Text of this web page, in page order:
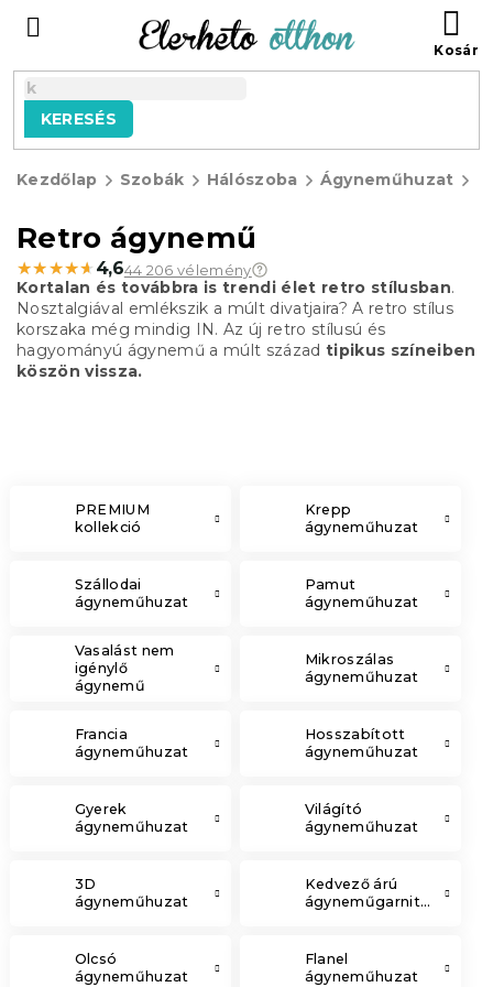
tartalomhoz
KERESÉS
Kezdőlap Szobák Hálószoba Ágyneműhuzat
Retro ágynemű
★★★★★
★★★★★ 4,644 206 vélemény
Kortalan és továbbra is trendi élet retro stílusban.
Nosztalgiával emlékszik a múlt divatjaira? A retro stílus
korszaka még mindig IN. Az új retro stílusú és
hagyományú ágynemű a múlt század tipikus színeiben
köszön vissza.
PREMIUM
kollekció
Krepp
ágyneműhuzat
Szállodai
ágyneműhuzat
Pamut
ágyneműhuzat
Vasalást nem
igénylő
ágynemű
Mikroszálas
ágyneműhuzat
Francia
ágyneműhuzat
Hosszabított
ágyneműhuzat
Gyerek
ágyneműhuzat
Világító
ágyneműhuzat
3D
ágyneműhuzat
Kedvező árú
ágyneműgarnitúrák
Olcsó
ágyneműhuzat
Flanel
ágyneműhuzat